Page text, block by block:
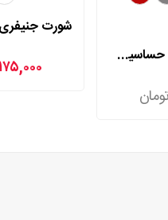
شورت توری ضد حساسیت مردی مدل 2006